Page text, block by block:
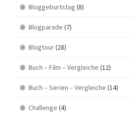
Bloggeburtstag (8)
Blogparade (7)
Blogtour(28)
Buch – Film – Vergleiche (12)
Buch – Serien – Vergleiche (14)
Challenge (4)